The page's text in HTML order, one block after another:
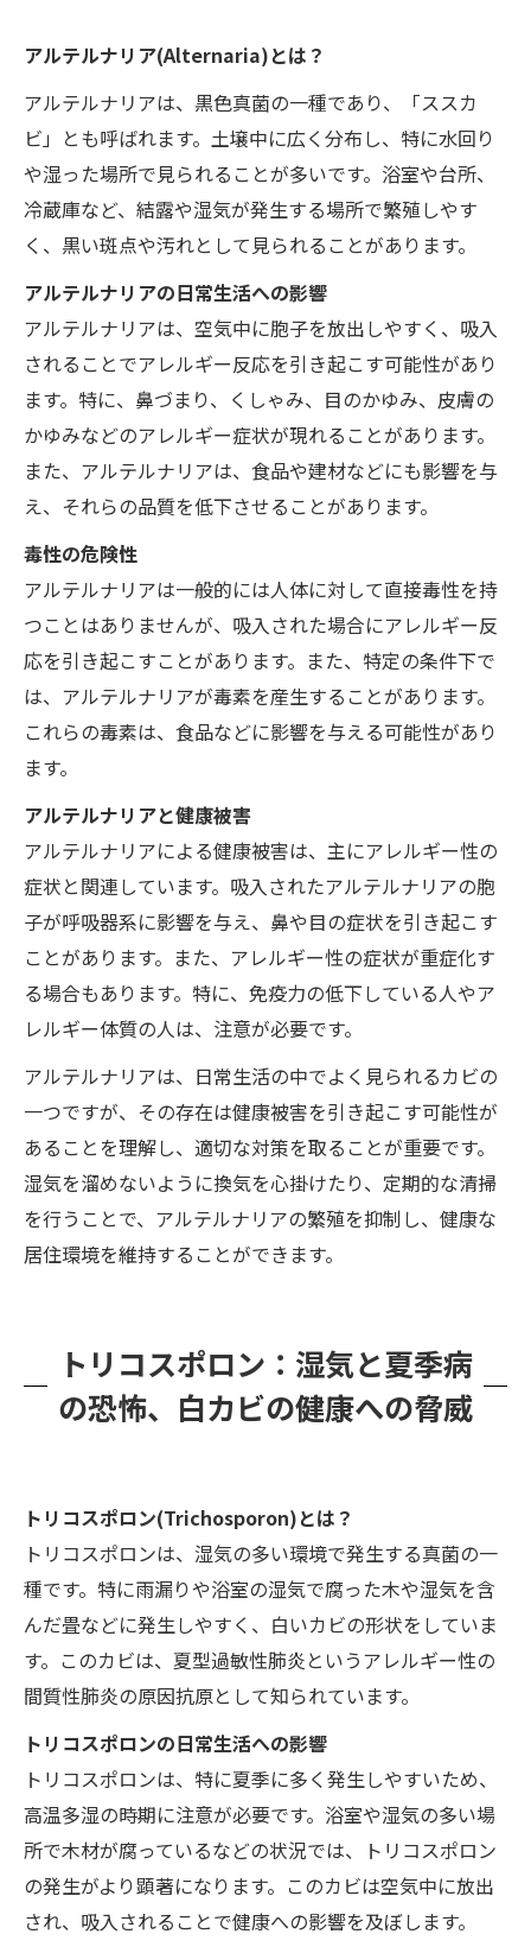
アルテルナリア(Alternaria)とは？
アルテルナリアは、黒色真菌の一種であり、「ススカ
ビ」とも呼ばれます。土壌中に広く分布し、特に水回り
や湿った場所で見られることが多いです。浴室や台所、
冷蔵庫など、結露や湿気が発生する場所で繁殖しやす
く、黒い斑点や汚れとして見られることがあります。
アルテルナリアの日常生活への影響
アルテルナリアは、空気中に胞子を放出しやすく、吸入
されることでアレルギー反応を引き起こす可能性があり
ます。特に、鼻づまり、くしゃみ、目のかゆみ、皮膚の
かゆみなどのアレルギー症状が現れることがあります。
また、アルテルナリアは、食品や建材などにも影響を与
え、それらの品質を低下させることがあります。
毒性の危険性
アルテルナリアは一般的には人体に対して直接毒性を持
つことはありませんが、吸入された場合にアレルギー反
応を引き起こすことがあります。また、特定の条件下で
は、アルテルナリアが毒素を産生することがあります。
これらの毒素は、食品などに影響を与える可能性があり
ます。
アルテルナリアと健康被害
アルテルナリアによる健康被害は、主にアレルギー性の
症状と関連しています。吸入されたアルテルナリアの胞
子が呼吸器系に影響を与え、鼻や目の症状を引き起こす
ことがあります。また、アレルギー性の症状が重症化す
る場合もあります。特に、免疫力の低下している人やア
レルギー体質の人は、注意が必要です。
アルテルナリアは、日常生活の中でよく見られるカビの
一つですが、その存在は健康被害を引き起こす可能性が
あることを理解し、適切な対策を取ることが重要です。
湿気を溜めないように換気を心掛けたり、定期的な清掃
を行うことで、アルテルナリアの繁殖を抑制し、健康な
居住環境を維持することができます。
トリコスポロン：湿気と夏季病
の恐怖、白カビの健康への脅威
トリコスポロン(Trichosporon)とは？
トリコスポロンは、湿気の多い環境で発生する真菌の一
種です。特に雨漏りや浴室の湿気で腐った木や湿気を含
んだ畳などに発生しやすく、白いカビの形状をしていま
す。このカビは、夏型過敏性肺炎というアレルギー性の
間質性肺炎の原因抗原として知られています。
トリコスポロンの日常生活への影響
トリコスポロンは、特に夏季に多く発生しやすいため、
高温多湿の時期に注意が必要です。浴室や湿気の多い場
所で木材が腐っているなどの状況では、トリコスポロン
の発生がより顕著になります。このカビは空気中に放出
され、吸入されることで健康への影響を及ぼします。